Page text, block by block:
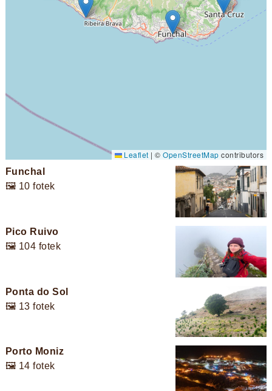
Leaflet | ©OpenStreetMap contributors
Funchal
🖼️ 10 fotek
Pico Ruivo
🖼️ 104 fotek
Ponta do Sol
🖼️ 13 fotek
Porto Moniz
🖼️ 14 fotek